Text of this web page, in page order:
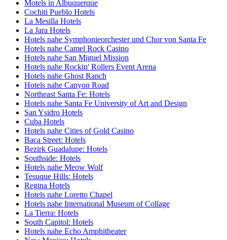
Motels in Albuquerque
Cochiti Pueblo Hotels
La Mesilla Hotels
La Jara Hotels
Hotels nahe Symphonieorchester und Chor von Santa Fe
Hotels nahe Camel Rock Casino
Hotels nahe San Miguel Mission
Hotels nahe Rockin' Rollers Event Arena
Hotels nahe Ghost Ranch
Hotels nahe Canyon Road
Northeast Santa Fe: Hotels
Hotels nahe Santa Fe University of Art and Design
San Ysidro Hotels
Cuba Hotels
Hotels nahe Cities of Gold Casino
Baca Street: Hotels
Bezirk Guadalupe: Hotels
Southside: Hotels
Hotels nahe Meow Wolf
Tesuque Hills: Hotels
Regina Hotels
Hotels nahe Loretto Chapel
Hotels nahe International Museum of Collage
La Tierra: Hotels
South Capitol: Hotels
Hotels nahe Echo Amphitheater